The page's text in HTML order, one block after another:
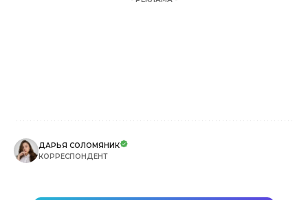
ДАРЬЯ СОЛОМЯНИК
КОРРЕСПОНДЕНТ